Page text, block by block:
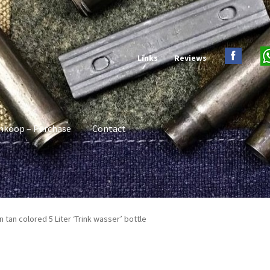
Links Reviews
– Purchase Contact
tan colored 5 Liter ‘Trink wasser’ bottle